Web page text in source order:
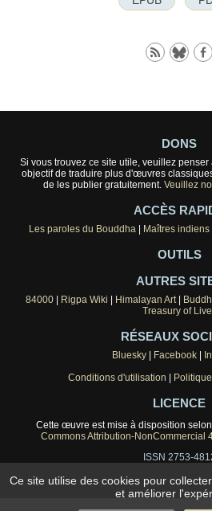
DONS
Si vous trouvez ce site utile, veuillez
objectif de traduire plus d'œuvres
de les publier gratuitement. Veuillez
ACCÈS
Les paroles du Bouddha| Maîtres indiens|
OUTILS
AUTRES
84000| Rigpa Wiki Himalayan Art|
Treasury of
RÉSEAUX
Bluesky| Facebook|
Conditions d'utilisation
LICENCE
Cette œuvre est mise à disposition
Commons Attribution-NonCommercial
ISSN 2753-
Ce site utilise des cookies pour
et améliorer